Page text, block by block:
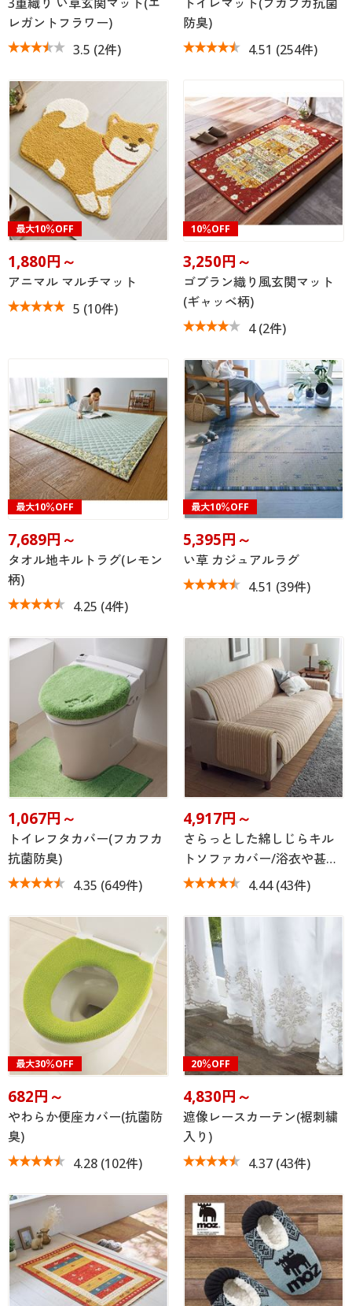
3重織り い草玄関マット(エ
レガントフラワー)
3.5 (2件)
トイレマット(フカフカ抗菌
防臭)
4.51 (254件)
最大10％OFF
1,880円～
アニマル マルチマット
5 (10件)
10％OFF
3,250円～
ゴブラン織り風玄関マット
(ギャッベ柄)
4(2件)
最大10％OFF
7,689円～
タオル地キルトラグ(レモン
柄)
4.25 (4件)
最大10％OFF
5,395円～
い草 カジュアルラグ
4.51 (39件)
1,067円～
トイレフタカバー(フカフカ
抗菌防臭)
4.35 (649件)
4,917円～
さらっとした綿しじらキル
トソファカバー/浴衣や甚…
4.44(43件)
最大30％OFF
682円～
やわらか便座カバー(抗菌防
臭)
4.28 (102件)
20％OFF
4,830円～
遮像レースカーテン(裾刺繍
入り)
4.37(43件)